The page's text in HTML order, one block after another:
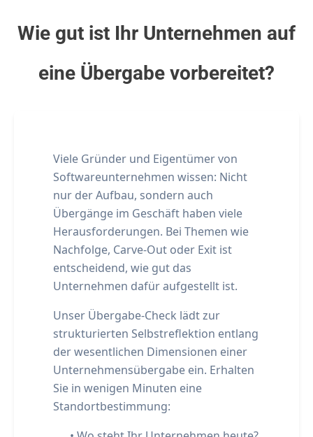
Wie gut ist Ihr Unternehmen auf
eine Übergabe vorbereitet?